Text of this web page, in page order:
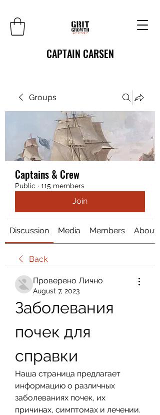
CAPTAIN CARSEN
Groups
Captains & Crew
Public · 115 members
Join
Discussion Media Members About
Back
Проверено Лично
August 7, 2023
Заболевания
почек для
справки
Наша страница предлагает
информацию о различных
заболеваниях почек, их
причинах, симптомах и лечении.